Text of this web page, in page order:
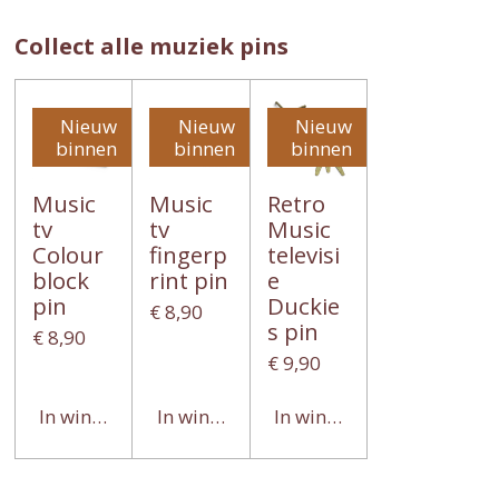
Collect alle muziek pins
Nieuw
binnen
Music
tv
Colour
block
pin
€ 8,90
In winkelwagen
Nieuw
binnen
Music
tv
fingerp
rint pin
€ 8,90
In winkelwagen
Nieuw
binnen
Retro
Music
televisi
e
Duckie
s pin
€ 9,90
In winkelwagen